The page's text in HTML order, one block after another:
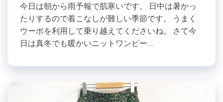
今日は朝から雨予報で肌寒いです。 日中は暑かっ
たりするので着こなしが難しい季節です。 うまく
ウーボを利用して乗り越えてくださいね。 さて今
日は真冬でも暖かいニットワンピー…